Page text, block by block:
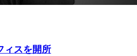
ィスを開所